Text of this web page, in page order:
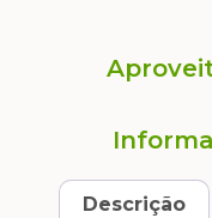
Descrição